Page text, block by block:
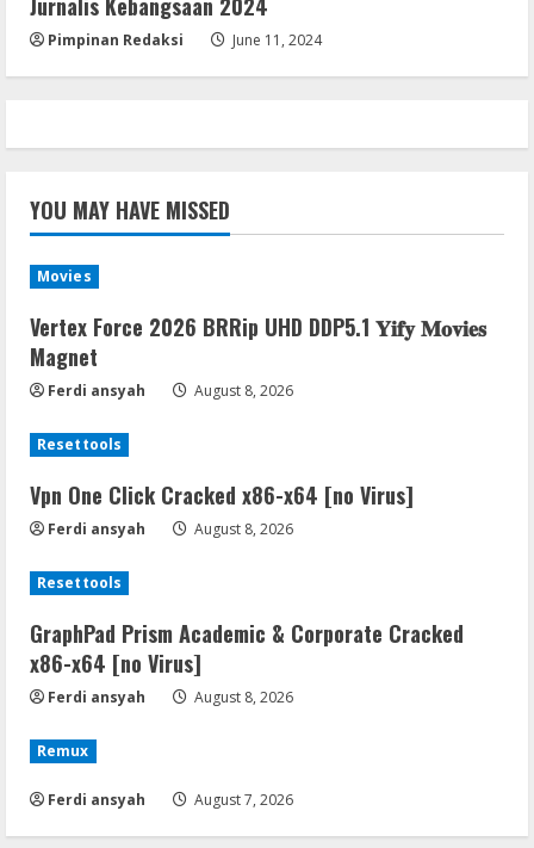
5 August 7, 2026
Pimpinan Redaksi June 11, 2024
YOU MAY HAVE MISSED
Movies
Vertex Force 2026 BRRip UHD DDP5.1 𝐘𝐢𝐟𝐲 𝐌𝐨𝐯𝐢𝐞𝐬
Magnet
Ferdi ansyah August 8, 2026
Resettools
Vpn One Click Cracked x86-x64 [no Virus]
Ferdi ansyah August 8, 2026
Resettools
GraphPad Prism Academic & Corporate Cracked
x86-x64 [no Virus]
Ferdi ansyah August 8, 2026
Remux
Ferdi ansyah August 7, 2026